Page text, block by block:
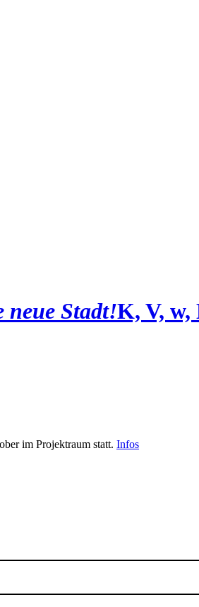
neue Stadt!K, V, w,
im Projektraum statt. Infos